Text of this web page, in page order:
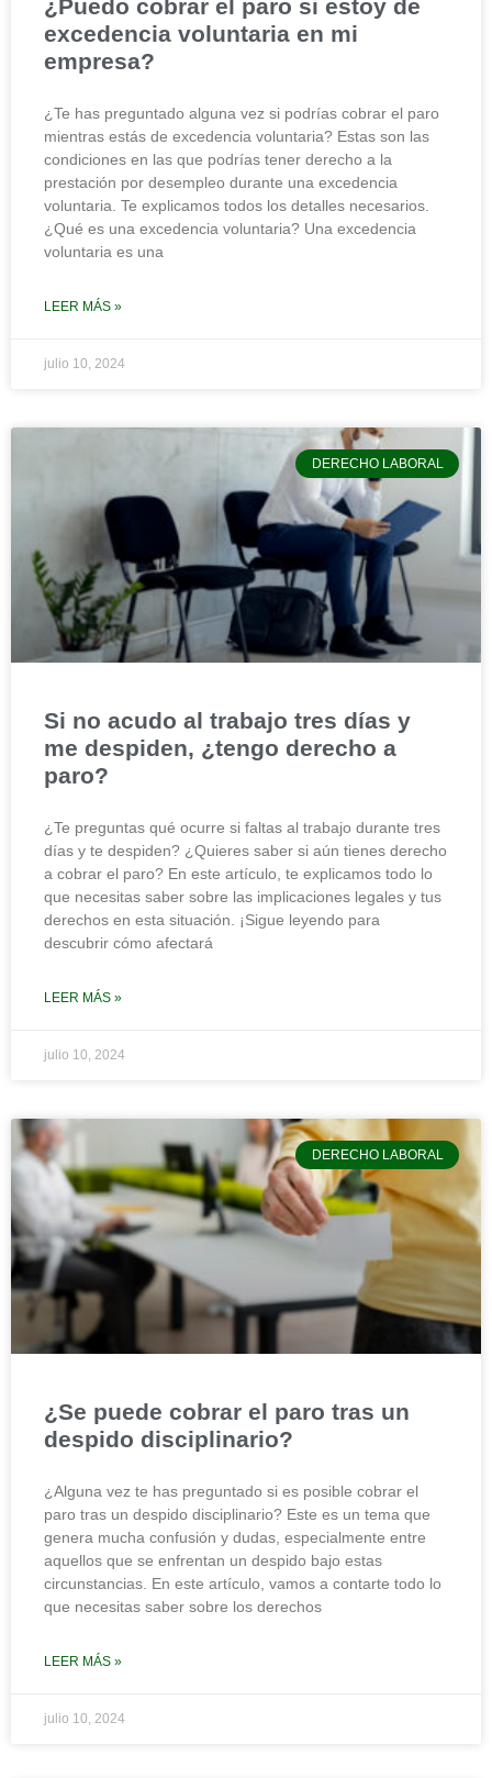
¿Puedo cobrar el paro si estoy de
excedencia voluntaria en mi
empresa?
¿Te has preguntado alguna vez si podrías cobrar el paro
mientras estás de excedencia voluntaria? Estas son las
condiciones en las que podrías tener derecho a la
prestación por desempleo durante una excedencia
voluntaria. Te explicamos todos los detalles necesarios.
¿Qué es una excedencia voluntaria? Una excedencia
voluntaria es una
LEER MÁS »
julio 10, 2024
DERECHO LABORAL
Si no acudo al trabajo tres días y
me despiden, ¿tengo derecho a
paro?
¿Te preguntas qué ocurre si faltas al trabajo durante tres
días y te despiden? ¿Quieres saber si aún tienes derecho
a cobrar el paro? En este artículo, te explicamos todo lo
que necesitas saber sobre las implicaciones legales y tus
derechos en esta situación. ¡Sigue leyendo para
descubrir cómo afectará
LEER MÁS »
julio 10, 2024
DERECHO LABORAL
¿Se puede cobrar el paro tras un
despido disciplinario?
¿Alguna vez te has preguntado si es posible cobrar el
paro tras un despido disciplinario? Este es un tema que
genera mucha confusión y dudas, especialmente entre
aquellos que se enfrentan un despido bajo estas
circunstancias. En este artículo, vamos a contarte todo lo
que necesitas saber sobre los derechos
LEER MÁS »
julio 10, 2024